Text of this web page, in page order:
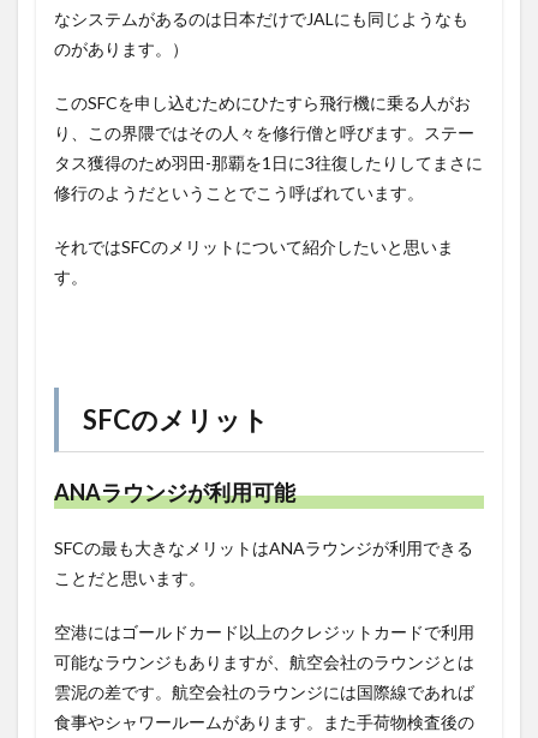
なシステムがあるのは日本だけでJALにも同じようなも
のがあります。）
このSFCを申し込むためにひたすら飛行機に乗る人がお
り、この界隈ではその人々を修行僧と呼びます。ステー
タス獲得のため羽田-那覇を1日に3往復したりしてまさに
修行のようだということでこう呼ばれています。
それではSFCのメリットについて紹介したいと思いま
す。
SFCのメリット
ANAラウンジが利用可能
SFCの最も大きなメリットはANAラウンジが利用できる
ことだと思います。
空港にはゴールドカード以上のクレジットカードで利用
可能なラウンジもありますが、航空会社のラウンジとは
雲泥の差です。航空会社のラウンジには国際線であれば
食事やシャワールームがあります。また手荷物検査後の